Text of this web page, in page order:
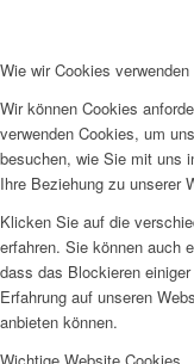
Wie wir Cookies verwenden
Wir können Cookies
verwenden Cookies, um
besuchen, wie Sie mit uns
Ihre Beziehung zu unserer
Klicken Sie auf die
erfahren. Sie können auch
dass das Blockieren
Erfahrung auf unseren
anbieten können.